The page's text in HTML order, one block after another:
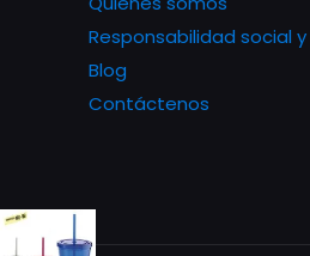
Responsabilidad social
Blog
Contáctenos